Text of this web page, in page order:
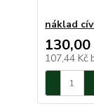
náklad
130,00
107,44 Kč